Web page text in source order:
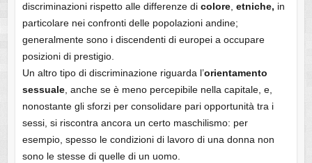
discriminazioni rispetto alle differenze di colore, etniche, in
particolare nei confronti delle popolazioni andine;
generalmente sono i discendenti di europei a occupare
posizioni di prestigio.
Un altro tipo di discriminazione riguarda l’orientamento
sessuale, anche se è meno percepibile nella capitale, e,
nonostante gli sforzi per consolidare pari opportunità tra i
sessi, si riscontra ancora un certo maschilismo: per
esempio, spesso le condizioni di lavoro di una donna non
sono le stesse di quelle di un uomo.